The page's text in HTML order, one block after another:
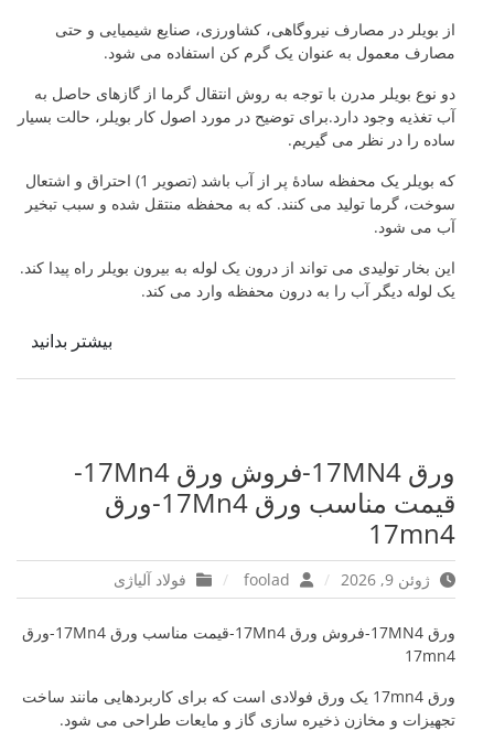
از بویلر در مصارف نیروگاهی، کشاورزی، صنایع شیمیایی و حتی
مصارف معمول به عنوان یک گرم کن استفاده می شود.
دو نوع بویلر مدرن با توجه به روش انتقال گرما از گازهای حاصل به
آب تغذیه وجود دارد.برای توضیح در مورد اصول کار بویلر، حالت بسیار
ساده را در نظر می گیریم.
که بویلر یک محفظه سادۀ پر از آب باشد (تصویر 1) احتراق و اشتعال
سوخت، گرما تولید می کنند. که به محفظه منتقل شده و سبب تبخیر
آب می شود.
این بخار تولیدی می تواند از درون یک لوله به بیرون بویلر راه پیدا کند.
یک لوله دیگر آب را به درون محفظه وارد می کند.
بیشتر بدانید
ورق 17MN4-فروش ورق 17Mn4-
قیمت مناسب ورق 17Mn4-ورق
17mn4
ژوئن 9, 2026 فولاد آلیاژی
ورق 17MN4-فروش ورق 17Mn4-قیمت مناسب ورق 17Mn4-ورق
17mn4
ورق 17mn4 یک ورق فولادی است که برای کاربردهایی مانند ساخت
تجهیزات و مخازن ذخیره سازی گاز و مایعات طراحی می شود.